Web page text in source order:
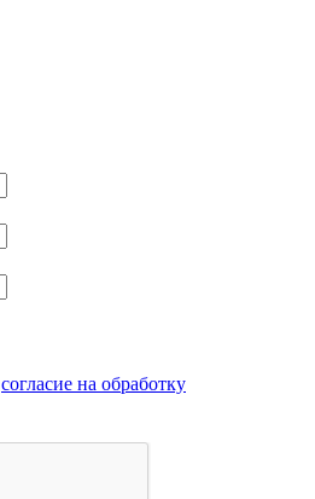
согласие на обработку